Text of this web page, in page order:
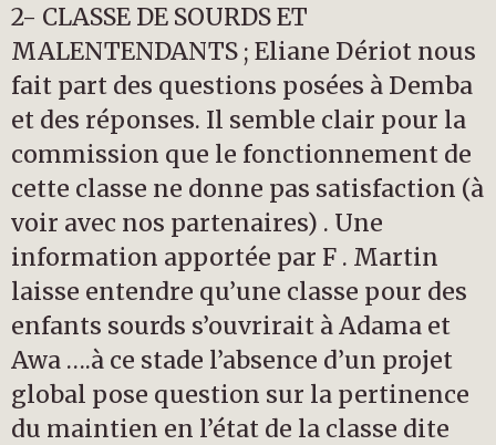
2- CLASSE DE SOURDS ET
MALENTENDANTS ; Eliane Dériot nous
fait part des questions posées à Demba
et des réponses. Il semble clair pour la
commission que le fonctionnement de
cette classe ne donne pas satisfaction (à
voir avec nos partenaires) . Une
information apportée par F . Martin
laisse entendre qu’une classe pour des
enfants sourds s’ouvrirait à Adama et
Awa ….à ce stade l’absence d’un projet
global pose question sur la pertinence
du maintien en l’état de la classe dite